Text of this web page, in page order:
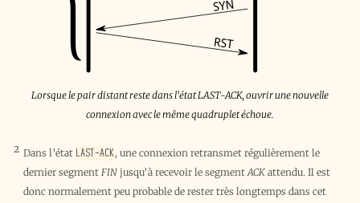
Lorsque le pair distant reste dans l'état LAST-ACK, ouvrir une nouvelle
connexion avec le même quadruplet échoue.
2 Dans l’état LAST-ACK, une connexion retransmet régulièrement le
dernier segment FINjusqu’à recevoir le segment ACKattendu. Il est
donc normalement peu probable de rester très longtemps dans cet